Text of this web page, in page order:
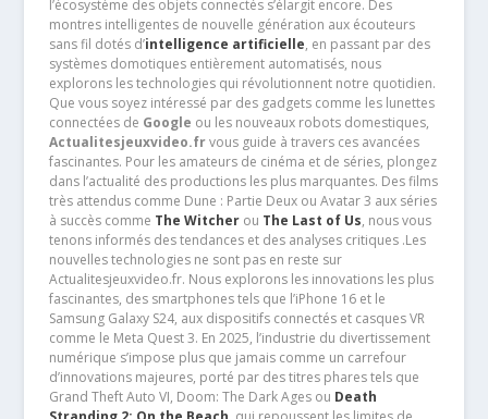
l’écosystème des objets connectés s’élargit encore. Des
montres intelligentes de nouvelle génération aux écouteurs
sans fil dotés d’intelligence artificielle, en passant par des
systèmes domotiques entièrement automatisés, nous
explorons les technologies qui révolutionnent notre quotidien.
Que vous soyez intéressé par des gadgets comme les lunettes
connectées de Google ou les nouveaux robots domestiques,
Actualitesjeuxvideo.frvous guide à travers ces avancées
fascinantes. Pour les amateurs de cinéma et de séries, plongez
dans l’actualité des productions les plus marquantes. Des films
très attendus comme Dune : Partie Deux ou Avatar 3 aux séries
à succès comme The Witcherou The Last of Us, nous vous
tenons informés des tendances et des analyses critiques .Les
nouvelles technologies ne sont pas en reste sur
Actualitesjeuxvideo.fr. Nous explorons les innovations les plus
fascinantes, des smartphones tels que l’iPhone 16 et le
Samsung Galaxy S24, aux dispositifs connectés et casques VR
comme le Meta Quest 3. En 2025, l’industrie du divertissement
numérique s’impose plus que jamais comme un carrefour
d’innovations majeures, porté par des titres phares tels que
Grand Theft Auto VI, Doom: The Dark Ages ou Death